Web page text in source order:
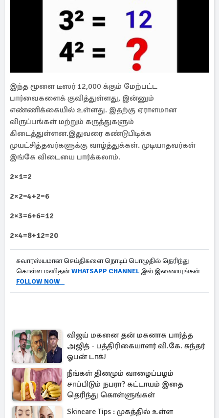
இந்த மூளை டீஸர் 12,000 க்கும் மேற்பட்ட
பார்வைகளைக் குவித்துள்ளது, இன்னும்
எண்ணிக்கையில் உள்ளது. இதற்கு ஏராளமான
விருப்பங்கள் மற்றும் கருத்துகளும்
கிடைத்துள்ளன.இதுவரை கண்டுபிடிக்க
முயட்சித்தவர்களுக்கு வாழ்த்துக்கள். முடியாதவர்கள்
இங்கே விடையை பார்க்கலாம்.
2×1=2
2×2=4+2=6
2×3=6+6=12
2×4=8+12=20
சுவாரஸ்யமான செய்திகளை நொடிப் பொழுதில் தெரிந்து
கொள்ள மனிதன்WHATSAPP CHANNEL இல் இணையுங்கள்
FOLLOW NOW
விஜய் மகனை தன் மகனாக பார்த்த
அஜித் - பத்திரிகையாளர் வி.கே. சுந்தர்
ஓபன் டாக்!
நீங்கள் தினமும் வாழைப்பழம்
சாப்பிடும் நபரா? கட்டாயம் இதை
தெரிந்து கொள்ளுங்கள்
Skincare Tips : முகத்தில் உள்ள